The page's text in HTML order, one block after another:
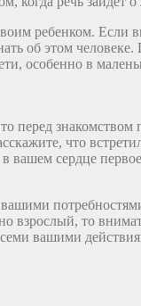
ребенком. Если
об этом
особенно в
перед
что
вашем сердце
то
вашими